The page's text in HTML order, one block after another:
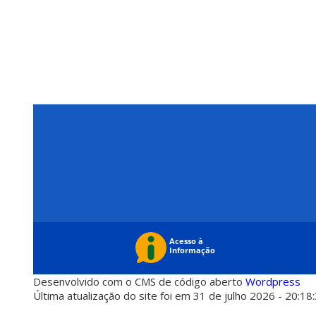
Desenvolvido com o CMS de código aberto Wordpress
Última atualização do site foi em 31 de julho 2026 -